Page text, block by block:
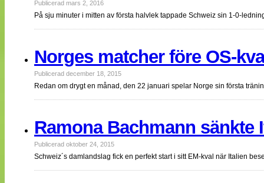
Publicerad mars 2, 2016
På sju minuter i mitten av första halvlek tappade Schweiz sin 1-0-
Norges matcher före OS-
Publicerad december 18, 2015
Redan om drygt en månad, den 22 januari spelar Norge sin första
Ramona Bachmann sänkte
Publicerad oktober 24, 2015
Schweiz´s damlandslag fick en perfekt start i sitt EM-kval när Italien